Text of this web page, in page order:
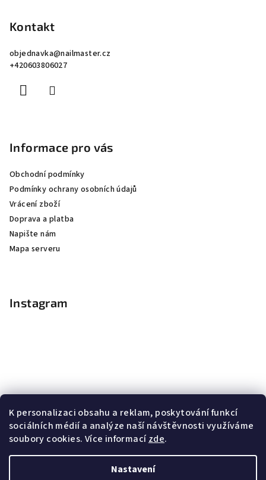
K personalizaci obsahu a reklam, poskytování funkcí
sociálních médií a analýze naší návštěvnosti využíváme
soubory cookies. Více informacízde.
Nastavení
Kontakt
objednavka@nailmaster.cz
+420603806027
Informace pro vás
Obchodní podmínky
Podmínky ochrany osobních údajů
Vrácení zboží
Doprava a platba
Napište nám
Mapa serveru
Instagram
Sledovat na Instagramu